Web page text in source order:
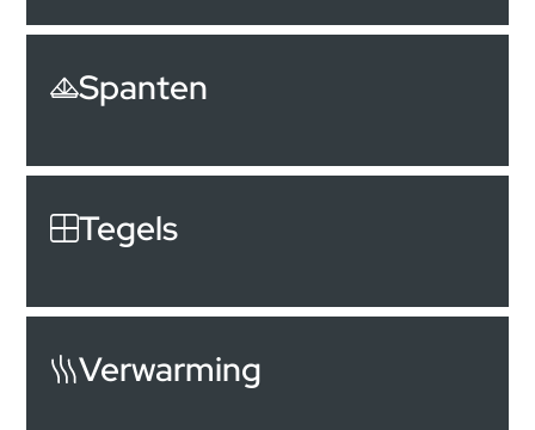
Spanten
Tegels
Verwarming